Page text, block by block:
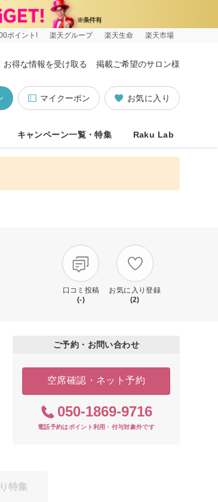
ポイント! 楽天グループ 楽天生命 楽天市場
お得な情報を受け取る 掲載ご希望のサロン様
お気に入り
マイクーポン
キャンペーン一覧・特集 Raku Lab
口コミ投稿
(-)
お気に入り登録
(2)
ご予約・お問い合わせ
空席確認・ネット予約
050-1869-9716
電話予約はポイント利用・付与対象外です
特集